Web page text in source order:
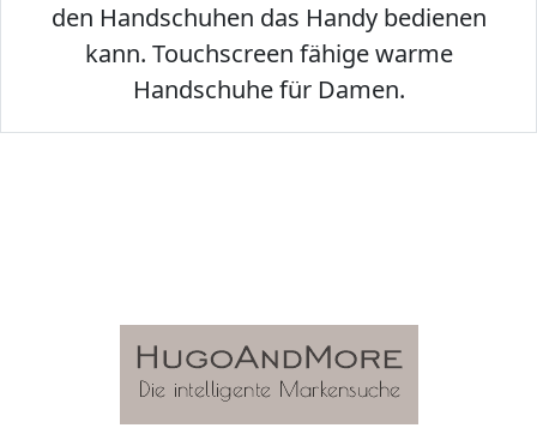
den Handschuhen das Handy bedienen
kann. Touchscreen fähige warme
Handschuhe für Damen.